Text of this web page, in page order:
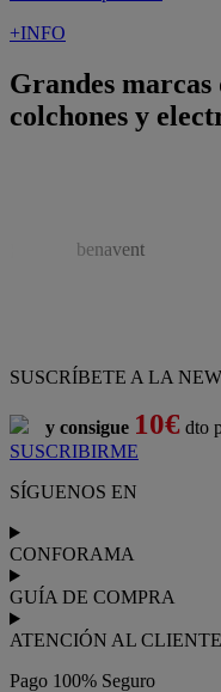
+INFO
Grandes marcas
colchones y
SUSCRÍBETE A LA
y consigue 10€ dto
SUSCRIBIRME
SÍGUENOS EN
CONFORAMA
GUÍA DE COMPRA
ATENCIÓN AL CLIENTE
Pago 100% Seguro